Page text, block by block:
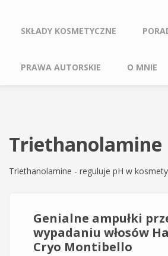
SKŁADY KOSMETYCZNE
PRAWA AUTORSKIE O MNIE
Triethanolamine
Triethanolamine - reguluje pH w
Genialne ampułki
wypadaniu włosów
Cryo Montibello